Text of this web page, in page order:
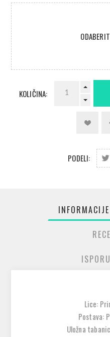
KOLIČINA:
PODELI:
Lice:
Postava:
Uložna